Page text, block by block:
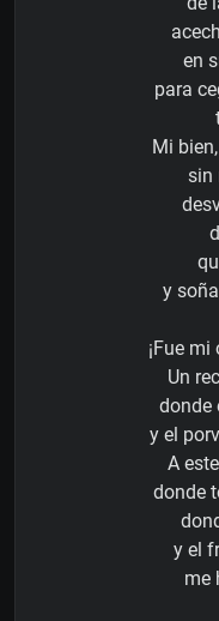
en
para
Mi
sin
y
¡Fue
Un
donde
y el
A
donde
y el
me